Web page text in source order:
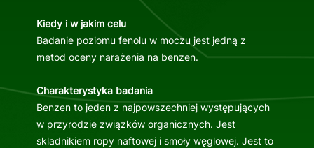
Kiedy i w jakim celu
Badanie poziomu fenolu w moczu jest jedną z
metod oceny narażenia na benzen.
Charakterystyka badania
Benzen to jeden z najpowszechniej występujących
w przyrodzie związków organicznych. Jest
skladnikiem ropy naftowej i smoły węglowej. Jest to